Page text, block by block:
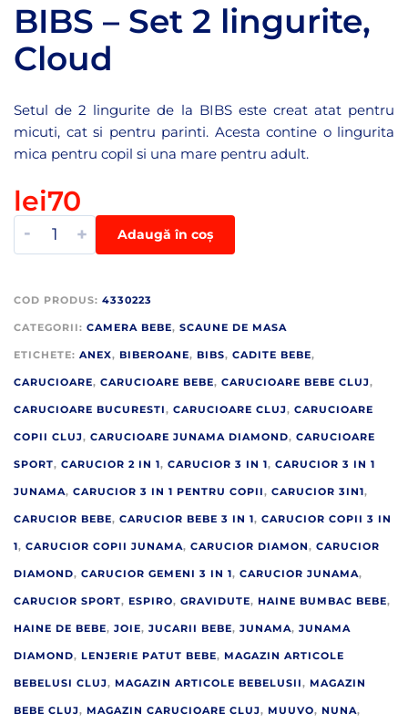
BIBS – Set 2 lingurite,
Cloud
Setul de 2 lingurite de la BIBS este creat atat pentru
micuti, cat si pentru parinti. Acesta contine o lingurita
mica pentru copil si una mare pentru adult.
lei70
- + Adaugă în coș
COD PRODUS: 4330223
CATEGORII: CAMERA BEBE, SCAUNE DE MASA
ETICHETE: ANEX, BIBEROANE, BIBS, CADITE BEBE,
CARUCIOARE, CARUCIOARE BEBE, CARUCIOARE BEBE CLUJ,
CARUCIOARE BUCURESTI, CARUCIOARE CLUJ, CARUCIOARE
COPII CLUJ, CARUCIOARE JUNAMA DIAMOND, CARUCIOARE
SPORT, CARUCIOR 2 IN 1, CARUCIOR 3 IN 1, CARUCIOR 3 IN 1
JUNAMA, CARUCIOR 3 IN 1 PENTRU COPII, CARUCIOR 3IN1,
CARUCIOR BEBE, CARUCIOR BEBE 3 IN 1, CARUCIOR COPII 3 IN
1, CARUCIOR COPII JUNAMA, CARUCIOR DIAMON, CARUCIOR
DIAMOND, CARUCIOR GEMENI 3 IN 1, CARUCIOR JUNAMA,
CARUCIOR SPORT, ESPIRO, GRAVIDUTE, HAINE BUMBAC BEBE,
HAINE DE BEBE, JOIE, JUCARII BEBE, JUNAMA, JUNAMA
DIAMOND, LENJERIE PATUT BEBE, MAGAZIN ARTICOLE
BEBELUSI CLUJ, MAGAZIN ARTICOLE BEBELUSII, MAGAZIN
BEBE CLUJ, MAGAZIN CARUCIOARE CLUJ, MUUVO, NUNA,